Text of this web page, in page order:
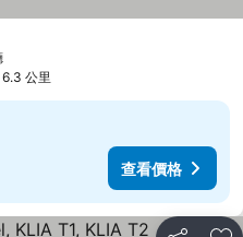
公里
查看價格